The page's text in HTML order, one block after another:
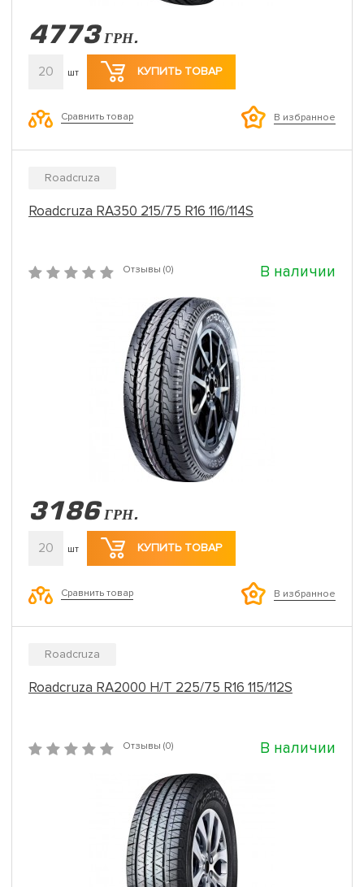
4773 ГРН.
20 шт КУПИТЬ ТОВАР
Сравнить товар В избранное
Roadcruza
Roadcruza RA350 215/75 R16 116/114S
Отзывы (0) В наличии
3186 ГРН.
20 шт КУПИТЬ ТОВАР
Сравнить товар В избранное
Roadcruza
Roadcruza RA2000 H/T 225/75 R16 115/112S
Отзывы (0) В наличии